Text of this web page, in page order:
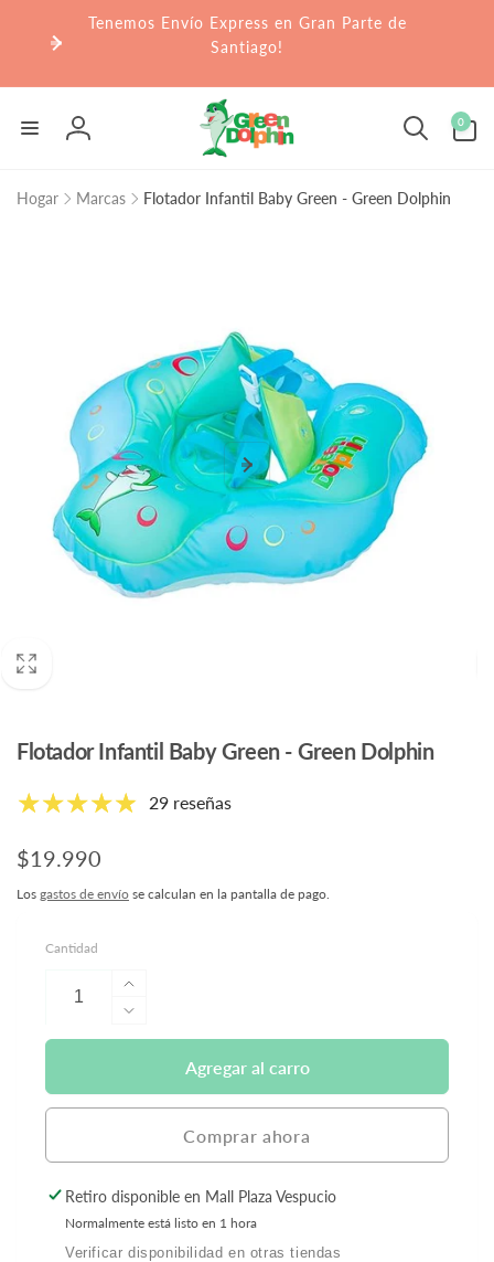
contenido
Tenemos Envío Express en Gran Parte de
Santiago!
Iniciar
0
artículos
Hogar Marcas Flotador Infantil Baby Green - Green Dolphin
Flotador Infantil Baby Green - Green Dolphin
29 reseñas
Precio
habitual
$19.990
Los gastos de envío se calculan en la pantalla de pago.
Cantidad
Aumentar
cantidad
para
Flotador
Baby
Dolphin
Reducir
cantidad
Flotador
Infantil
Green
Green
Dolphin
Agregar al carro
Comprar ahora
Retiro disponible en Mall Plaza Vespucio
Normalmente está listo en 1 hora
Verificar disponibilidad en otras tiendas